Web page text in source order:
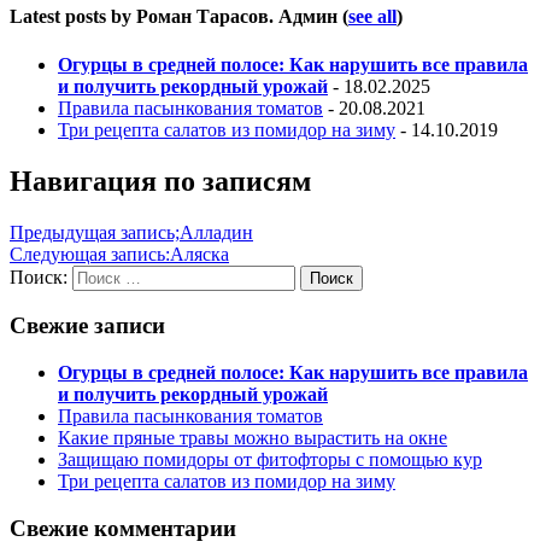
Latest posts by Роман Тарасов. Админ (see all)
Огурцы в средней полосе: Как нарушить все правила
и получить рекордный урожай - 18.02.2025
Правила пасынкования томатов - 20.08.2021
Три рецепта салатов из помидор на зиму - 14.10.2019
Навигация по записям
Предыдущая запись;Алладин
Следующая запись:Аляска
Поиск:
Поиск
Свежие записи
Огурцы в средней полосе: Как нарушить все правила
и получить рекордный урожай
Правила пасынкования томатов
Какие пряные травы можно вырастить на окне
Защищаю помидоры от фитофторы с помощью кур
Три рецепта салатов из помидор на зиму
Свежие комментарии